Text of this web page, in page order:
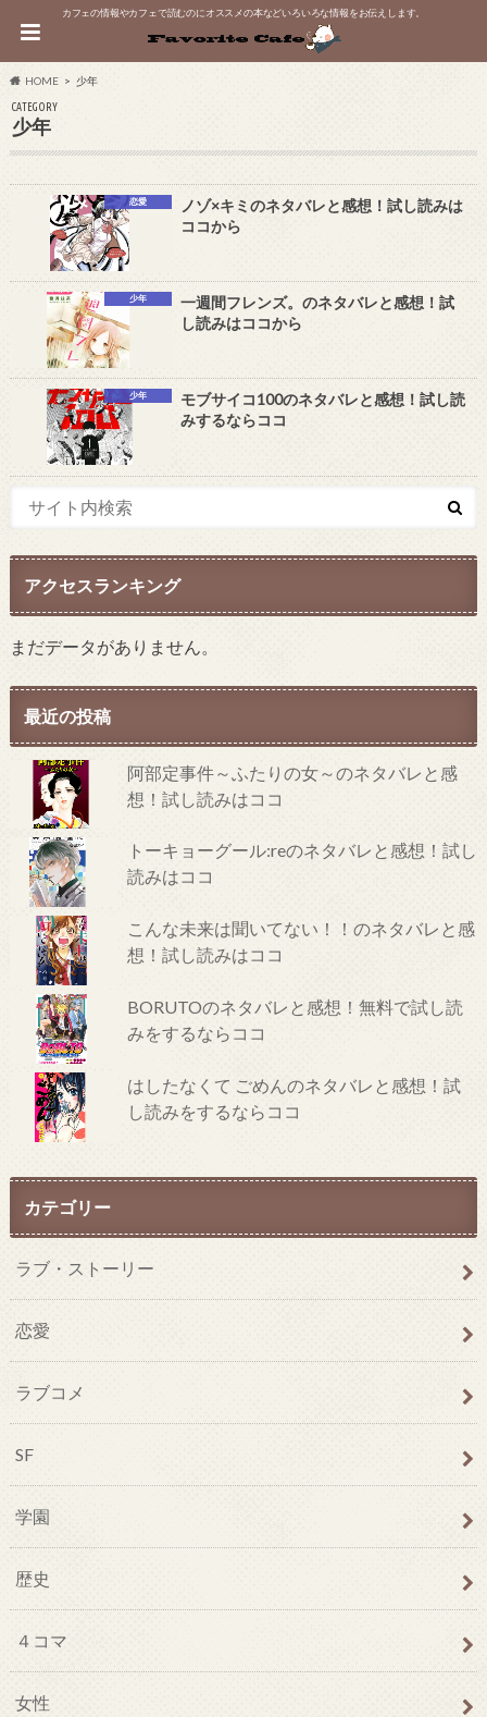
カフェの情報やカフェで読むのにオススメの本などいろいろな情報をお伝えします。
HOME 少年
CATEGORY
少年
恋愛
ノゾ×キミのネタバレと感想！試し読みは
ココから
少年
一週間フレンズ。のネタバレと感想！試
し読みはココから
少年
モブサイコ100のネタバレと感想！試し読
みするならココ
アクセスランキング
まだデータがありません。
最近の投稿
阿部定事件～ふたりの女～のネタバレと感
想！試し読みはココ
トーキョーグール:reのネタバレと感想！試し
読みはココ
こんな未来は聞いてない！！のネタバレと感
想！試し読みはココ
BORUTOのネタバレと感想！無料で試し読
みをするならココ
はしたなくて ごめんのネタバレと感想！試
し読みをするならココ
カテゴリー
ラブ・ストーリー
恋愛
ラブコメ
SF
学園
歴史
４コマ
女性